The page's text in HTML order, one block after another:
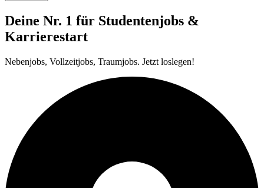
Deine Nr. 1 für Studentenjobs &
Karrierestart
Nebenjobs, Vollzeitjobs, Traumjobs. Jetzt loslegen!